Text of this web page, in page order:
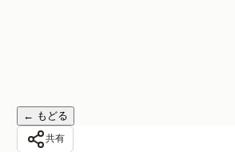
← もどる
共有